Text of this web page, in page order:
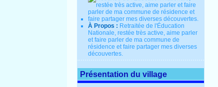
À Propos : Retraitée de l'Éducation
Nationale, restée très active, aime parler
et faire parler de ma commune de
résidence et faire partager mes diverses
découvertes.
Présentation du village